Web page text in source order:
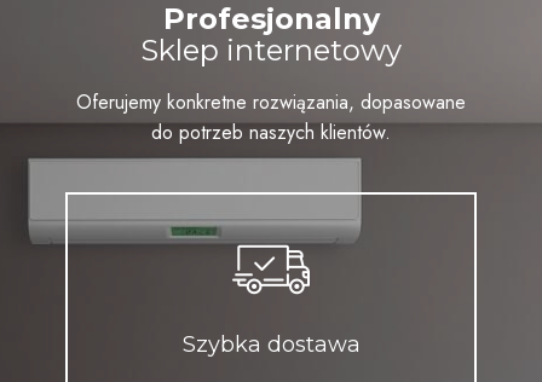
Szybka dostawa
Profesjonalny
Sklep internetowy
Oferujemy konkretne rozwiązania, dopasowane
do potrzeb naszych klientów.